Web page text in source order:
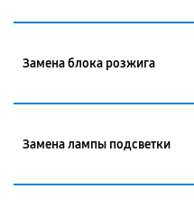
Замена блока розжига
Замена лампы подсветки